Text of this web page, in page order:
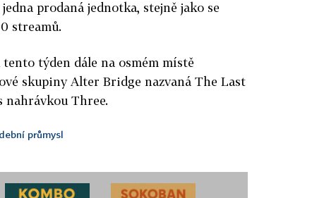
prodaná jednotka, stejně jako se
streamů.
týden dále na osmém místě
skupiny Alter Bridge nazvaná The Last
nahrávkou Three.
průmysl